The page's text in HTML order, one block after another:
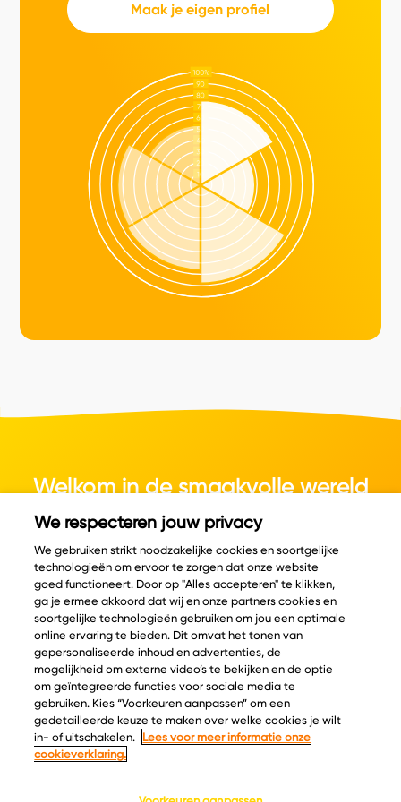
Maak je eigen profiel
Welkom in de smaakvolle wereld
van kaas.
© Copyright 2026 Velder
Inspiratie
Kaascatalogus
Recepten
Kaasplankjes
Blog
Informatie
Over ons
Ontdek
Keurmerken
We respecteren jouw privacy
We gebruiken strikt noodzakelijke cookies en soortgelijke
technologieën om ervoor te zorgen dat onze website
goed functioneert. Door op "Alles accepteren" te klikken,
ga je ermee akkoord dat wij en onze partners cookies en
soortgelijke technologieën gebruiken om jou een optimale
online ervaring te bieden. Dit omvat het tonen van
gepersonaliseerde inhoud en advertenties, de
mogelijkheid om externe video’s te bekijken en de optie
om geïntegreerde functies voor sociale media te
gebruiken. Kies “Voorkeuren aanpassen” om een
gedetailleerde keuze te maken over welke cookies je wilt
in- of uitschakelen.
Lees voor meer informatie onze
cookieverklaring.